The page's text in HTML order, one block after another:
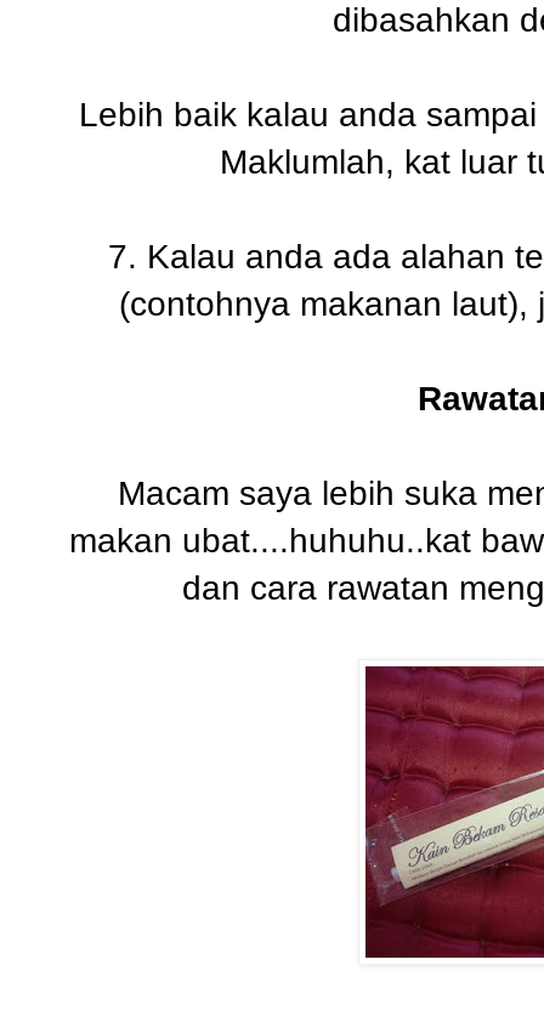
dibasahkan
Lebih baik kalau anda
Maklumlah, kat luar
7. Kalau anda ada alahan
(contohnya makanan
Macam saya lebih suka
makan ubat....huhuhu..kat
dan cara rawatan